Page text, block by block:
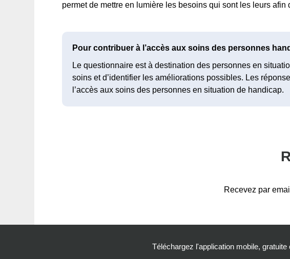
permet de mettre en lumière les besoins qui sont les leurs afin
Pour contribuer à l’accès aux soins des personnes
Le questionnaire est à destination des personnes en
soins et d’identifier les améliorations possibles. Les
l’accès aux soins des personnes en situation de handicap.
Recevez par
Téléchargez l'application mobile,